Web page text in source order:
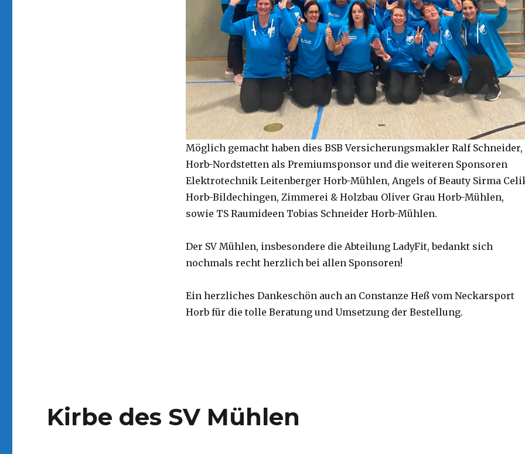
Möglich gemacht haben dies BSB Versicherungsmakler Ralf Schneider,
Horb-Nordstetten als Premiumsponsor und die weiteren Sponsoren
Elektrotechnik Leitenberger Horb-Mühlen, Angels of Beauty Sirma
Horb-Bildechingen, Zimmerei & Holzbau Oliver Grau Horb-Mühlen,
sowie TS Raumideen Tobias Schneider Horb-Mühlen.
Der SV Mühlen, insbesondere die Abteilung LadyFit, bedankt sich
nochmals recht herzlich bei allen Sponsoren!
Ein herzliches Dankeschön auch an Constanze Heß vom Neckarsport
Horb für die tolle Beratung und Umsetzung der Bestellung.
Kirbe des SV Mühlen